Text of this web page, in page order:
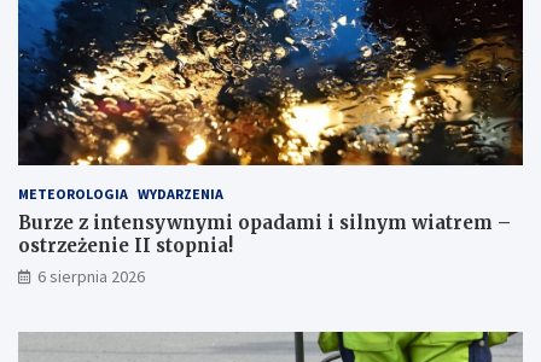
t
e
n
e
m
r
z
e
j
d
METEOROLOGIA WYDARZENIA
Burze z intensywnymi opadami i silnym wiatrem –
ostrzeżenie II stopnia!
6 sierpnia 2026